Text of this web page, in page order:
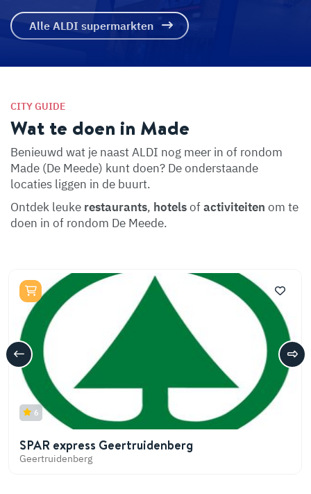
Alle ALDI supermarkten
CITY GUIDE
Wat te doen in Made
Benieuwd wat je naast ALDI nog meer in of rondom
Made (De Meede) kunt doen? De onderstaande
locaties liggen in de buurt.
Ontdek leuke restaurants, hotelsofactiviteiten om te
doen in of rondom De Meede.
6
SPAR express Geertruidenberg
Geertruidenberg